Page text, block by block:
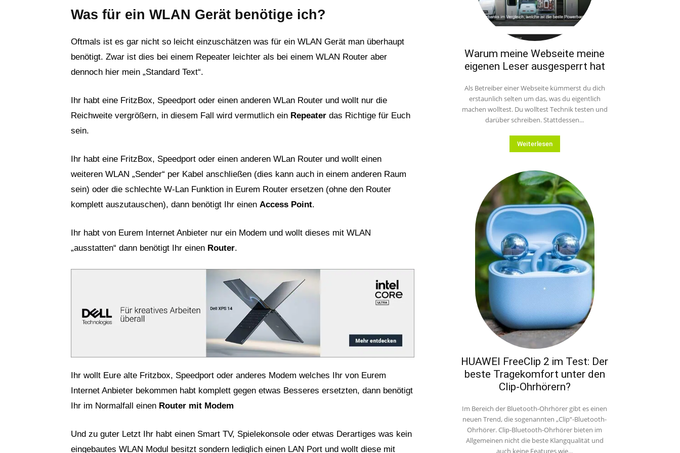
Was für ein WLAN Gerät benötige ich?
Oftmals ist es gar nicht so leicht einzuschätzen was für ein WLAN Gerät man überhaupt
benötigt. Zwar ist dies bei einem Repeater leichter als bei einem WLAN Router aber
dennoch hier mein „Standard Text“.
Ihr habt eine FritzBox, Speedport oder einen anderen WLan Router und wollt nur die
Reichweite vergrößern, in diesem Fall wird vermutlich ein Repeater das Richtige für Euch
sein.
Ihr habt eine FritzBox, Speedport oder einen anderen WLan Router und wollt einen
weiteren WLAN „Sender“ per Kabel anschließen (dies kann auch in einem anderen Raum
sein) oder die schlechte W-Lan Funktion in Eurem Router ersetzen (ohne den Router
komplett auszutauschen), dann benötigt Ihr einen Access Point.
Ihr habt von Eurem Internet Anbieter nur ein Modem und wollt dieses mit WLAN
„ausstatten“ dann benötigt Ihr einen Router.
Ihr wollt Eure alte Fritzbox, Speedport oder anderes Modem welches Ihr von Eurem
Internet Anbieter bekommen habt komplett gegen etwas Besseres ersetzten, dann benötigt
Ihr im Normalfall einen Router mit Modem
Und zu guter Letzt Ihr habt einen Smart TV, Spielekonsole oder etwas Derartiges was kein
eingebautes WLAN Modul besitzt sondern lediglich einen LAN Port und wollt diese mit
Warum meine Webseite meine
eigenen Leser ausgesperrt hat
Als Betreiber einer Webseite kümmerst du dich
erstaunlich selten um das, was du eigentlich
machen wolltest. Du wolltest Technik testen und
darüber schreiben. Stattdessen...
Weiterlesen
HUAWEI FreeClip 2 im Test: Der
beste Tragekomfort unter den
Clip-Ohrhörern?
Im Bereich der Bluetooth-Ohrhörer gibt es einen
neuen Trend, die sogenannten „Clip“-Bluetooth-
Ohrhörer. Clip-Bluetooth-Ohrhörer bieten im
Allgemeinen nicht die beste Klangqualität und
auch keine Features wie...